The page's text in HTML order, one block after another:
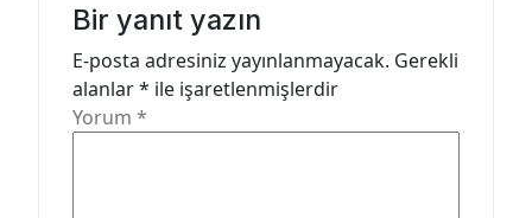
Bir yanıt yazın
E-posta adresiniz yayınlanmayacak. Gerekli
alanlar* ile işaretlenmişlerdir
Yorum *